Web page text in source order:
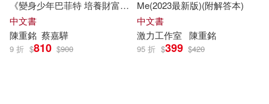
《變身少年巴菲特 培養財富創
造力》+《打造小小巴菲特 贏
在起跑點》
中文書
陳重銘 蔡嘉驊
9 折 $810 $900
Me(2023最新版)(附解答本)
中文書
激力工作室
陳重銘
95 折 $399 $420